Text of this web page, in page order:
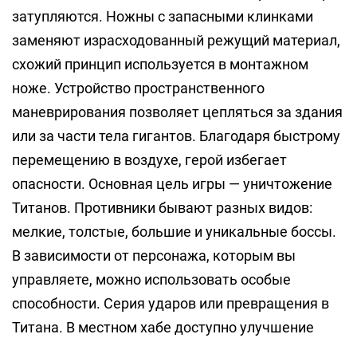
затупляются. Ножны с запасными клинками
заменяют израсходованный режущий материал,
схожий принцип используется в монтажном
ноже. Устройство пространственного
маневрирования позволяет цепляться за здания
или за части тела гигантов. Благодаря быстрому
перемещению в воздухе, герой избегает
опасности. Основная цель игры — уничтожение
Титанов. Противники бывают разных видов:
мелкие, толстые, большие и уникальные боссы.
В зависимости от персонажа, которым вы
управляете, можно использовать особые
способности. Серия ударов или превращения в
Титана. В местном хабе доступно улучшение